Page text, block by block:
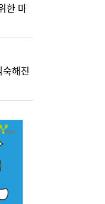
한 마
해진